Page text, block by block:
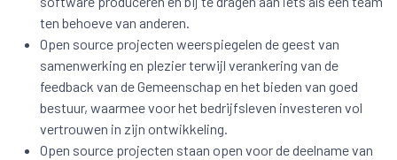
ten behoeve van anderen.
Open source projecten weerspiegelen de geest van
samenwerking en plezier terwijl verankering van de
feedback van de Gemeenschap en het bieden van goed
bestuur, waarmee voor het bedrijfsleven investeren vol
vertrouwen in zijn ontwikkeling.
Open source projecten staan open voor de deelname van